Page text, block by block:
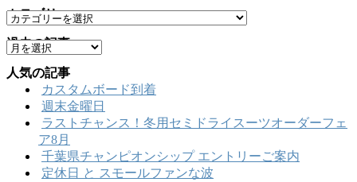
カテゴリー
カ
テ
ゴ
リ
ー
過去の記事
ア
ー
カ
人気の記事
カスタムボード到着
週末金曜日
ラストチャンス！冬用セミドライスーツオーダーフェ
ア8月
千葉県チャンピオンシップ エントリーご案内
定休日 と スモールファンな波